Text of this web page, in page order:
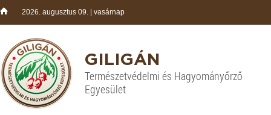
2026. augusztus 09. | vasárnap
GILIGÁN
Természetvédelmi és Hagyományőrző
Egyesület